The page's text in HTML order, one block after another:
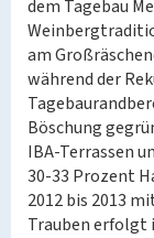
dem Tagebau
am
während der
Böschung
IBA-Terrassen
30-33 Prozent
2012 bis 2013
Trauben erfolgt